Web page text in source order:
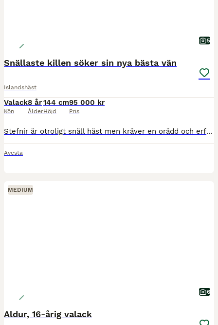
5
Snällaste killen söker sin nya bästa vän
Islandshäst
Valack
Kön
8 år
Ålder
144 cm
Höjd
95 000 kr
Pris
Stefnir är otroligt snäll häst men kräver en orädd och erfaren ryttare då han har sin egen vilja, han är aldrig dum men väldigt bestämd och han vill gärna säga sitt och testa gränserna. När man hittat
Avesta
MEDIUM
6
Aldur, 16-årig valack